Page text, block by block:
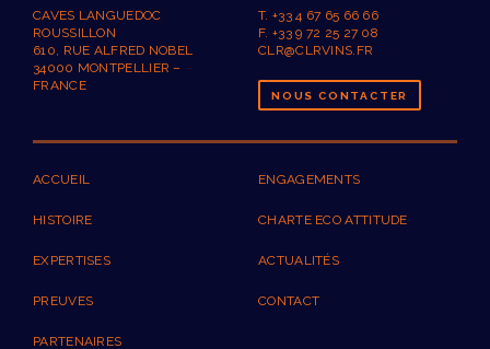
CAVES LANGUEDOC
ROUSSILLON
610, RUE ALFRED NOBEL
34000 MONTPELLIER –
FRANCE
T. +33 4 67 65 66 66
F. +33 9 72 25 27 08
CLR@CLRVINS.FR
NOUS CONTACTER
ACCUEIL
HISTOIRE
EXPERTISES
PREUVES
PARTENAIRES
ENGAGEMENTS
CHARTE ECO ATTITUDE
ACTUALITÉS
CONTACT